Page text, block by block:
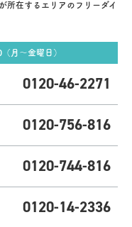
所在するエリアのフリーダイ
月〜金曜日）
0120-46-2271
0120-756-816
0120-744-816
0120-14-2336